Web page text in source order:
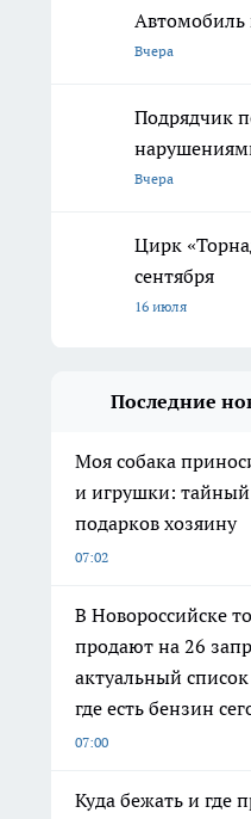
Автомобиль
Вчера
Подрядчик
Вчера
Цирк
сентября
16 июля
Последние
Моя собака
и игрушки:
подарков хозяину
07:02
В Новороссийске
продают на 26
актуальный список
где есть бензин
07:00
Куда бежать и где